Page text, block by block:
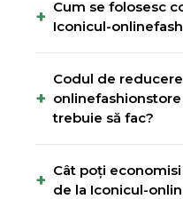
+ Cum se folosesc
Iconicul-
+
Codul de
trebuie să fac?
+ Cât poți
de la Iconicul-